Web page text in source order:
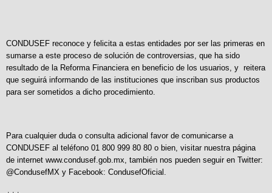
CONDUSEF reconoce y felicita a estas entidades por ser las primeras en
sumarse a este proceso de solución de controversias, que ha sido
resultado de la Reforma Financiera en beneficio de los usuarios, y reitera
que seguirá informando de las instituciones que inscriban sus productos
para ser sometidos a dicho procedimiento.
Para cualquier duda o consulta adicional favor de comunicarse a
CONDUSEF al teléfono 01 800 999 80 80 o bien, visitar nuestra página
de internet www.condusef.gob.mx , también nos pueden seguir en Twitter:
@CondusefMX y Facebook: CondusefOficial.